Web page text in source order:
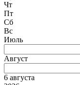
Чт
Пт
Сб
Вс
Июль
Август
6 августа